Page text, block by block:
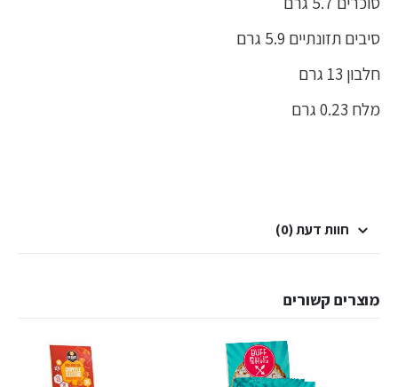
סיבים תזונתיים 5.9 גרם
חלבון 13 גרם
מלח 0.23 גרם
חוות דעת (0)
מוצרים קשורים